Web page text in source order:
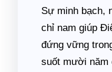
Sự minh bạch,
chỉ nam giúp
đứng vững
suốt mười năm